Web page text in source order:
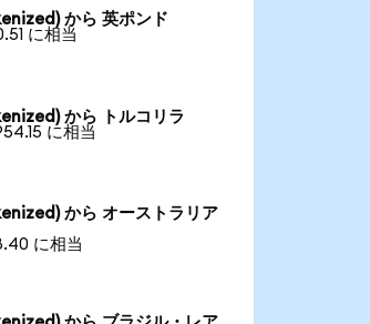
から 英ポンド
に相当
から トルコリラ
に相当
から オーストラリア
に相当